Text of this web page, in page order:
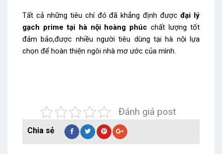
Tất cả những tiêu chí đó đã khẳng định đượcđại lý
gạch prime tại hà nộihoàng phúc chất lượng tốt
đảm bảo,được nhiều người tiêu dùng tại hà nội lựa
chọn để hoàn thiện ngôi nhà mơ ước của mình.
Đánh giá post